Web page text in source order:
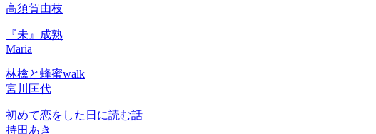
高須賀由枝
『未』成熟
Maria
林檎と蜂蜜walk
宮川匡代
初めて恋をした日に読む話
持田あき